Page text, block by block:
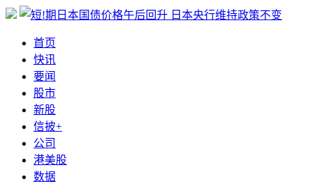
首页
快讯
要闻
股市
新股
信披+
公司
港美股
数据